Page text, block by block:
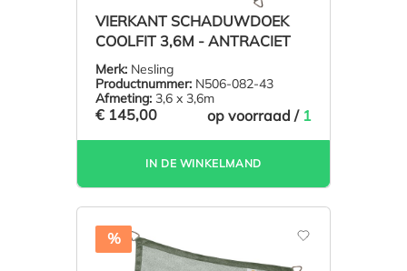
VIERKANT SCHADUWDOEK
COOLFIT 3,6M - ANTRACIET
Merk: Nesling
Productnummer: N506-082-43
Afmeting: 3,6 x 3,6m
€ 145,00 op voorraad / 1
IN DE WINKELMAND
%